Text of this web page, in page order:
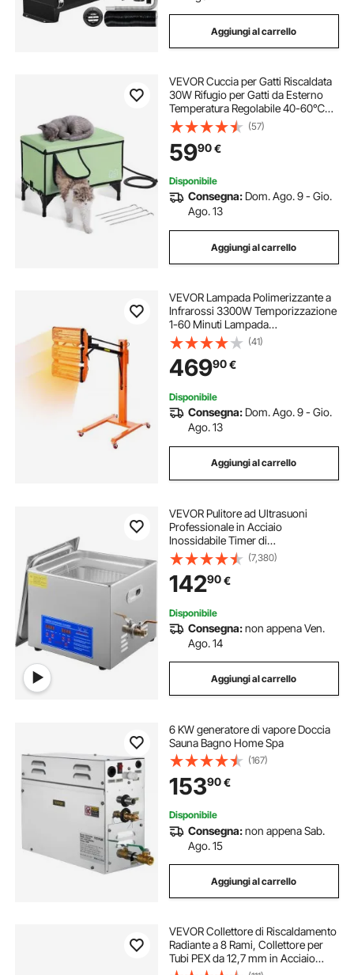
Aggiungi al carrello
VEVOR Cuccia per Gatti Riscaldata
30W Rifugio per Gatti da Esterno
Temperatura Regolabile 40-60℃
Rifugio per Gatti da Esterno in
Tessuto Oxford 900D con
Cuscinetto Riscaldato 55x67cm,
Taglia Media
(57)
5990€
Disponibile
Consegna: Dom. Ago. 9 - Gio.
Ago. 13
Aggiungi al carrello
VEVOR Lampada Polimerizzante a
Infrarossi 3300W Temporizzazione
1-60 Minuti Lampada
Polimerizzante per Auto con
Riscaldamento Automatico con
Staffa, per Area di Cottura 0,8 ㎡
per Riparazione in Loco
(41)
46990€
Disponibile
Consegna: Dom. Ago. 9 - Gio.
Ago. 13
Aggiungi al carrello
VEVOR Pulitore ad Ultrasuoni
Professionale in Acciaio
Inossidabile Timer di
Riscaldamento Digitale Pulizia di
Gioielli per Uso Domestico
Personale Commerciale 15L
(7,380)
14290€
Disponibile
Consegna:non appena Ven.
Ago. 14
Aggiungi al carrello
6 KW generatore di vapore Doccia
Sauna Bagno Home Spa
(167)
15390€
Disponibile
Consegna:non appena Sab.
Ago. 15
Aggiungi al carrello
VEVOR Collettore di Riscaldamento
Radiante a 8 Rami, Collettore per
Tubi PEX da 12,7 mm in Acciaio
Inossidabile PEX, con Adattatori da